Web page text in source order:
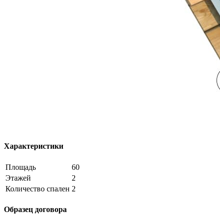
Характеристики
Площадь
60
Этажей
2
Количество спален 2
Образец договора